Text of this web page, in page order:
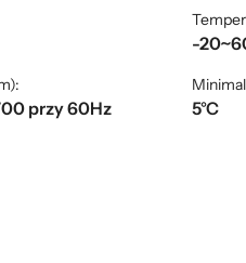
przy 60Hz
-
5°C